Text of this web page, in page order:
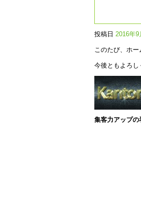
投稿日 2016年9
このたび、ホー
今後ともよろし
集客力アップ